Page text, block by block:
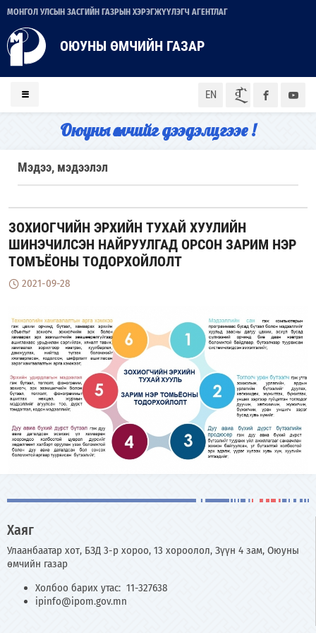
МОНГОЛ УЛСЫН ЗАСГИЙН ГАЗРЫН ХЭРЭГЖҮҮЛЭГЧ АГЕНТЛАГ
ОЮУНЫ ӨМЧИЙН ГАЗАР
EN ᠮᠣᠨ
Оюуны өмчийг дээдэлцгээе !
Мэдээ, мэдээлэл
ЗОХИОГЧИЙН ЭРХИЙН ТУХАЙ ХУУЛИЙН
ШИНЭЧИЛСЭН НАЙРУУЛГАД ОРСОН ЗАРИМ НЭР
ТОМЪЁОНЫ ТОДОРХОЙЛОЛТ
2021-09-28
Хаяг
Улаанбаатар хот, БЗД 3-р хороо, 13 хороолол, Зүүн 4 зам, Оюуны
өмчийн газар
Холбоо барих утас: 11-327638
ipinfo@ipom.gov.mn